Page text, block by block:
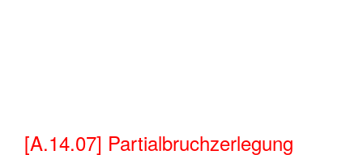
[A.14.07] Partialbruchzerlegung